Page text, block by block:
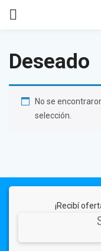
Deseado
No se
selección.
¡Recibí